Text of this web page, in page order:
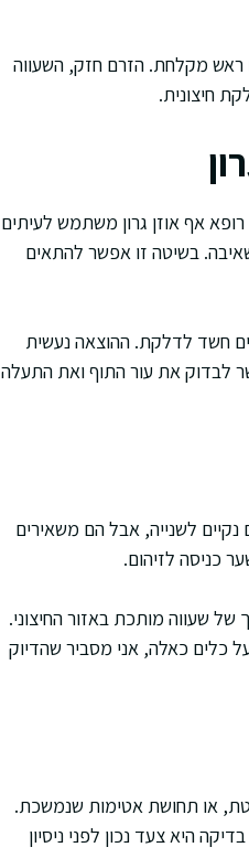
ראש מקלחת. הזרם חזק, השעווה
חיצונית.
אף אוזן גרון משתמש לעיתים
בשיטה זו אפשר להתאים
חשד לדלקת. ההוצאה נעשית
לבדוק את עור התוף ואת התעלה
נקיים לשנייה, אבל הם משאירים
כניסה לזיהום.
שעווה מותכת באזור החיצוני.
כלים כאלה, אני מסביר שהדיוק
או תחושת אטימות שנמשכת.
היא צעד נכון לפני ניסיון